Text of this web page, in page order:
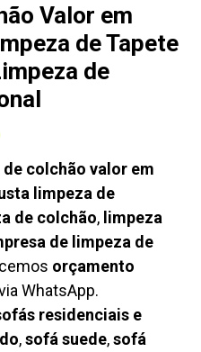
Valor em
de Tapete
de
colchão valor em
limpeza de
de colchão, limpeza
de limpeza de
orçamento
WhatsApp.
residenciais e
,sofá suede,sofá